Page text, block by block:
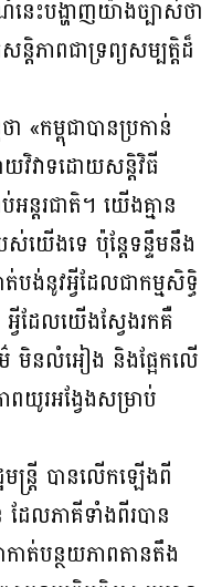
នេះបង្ហាញយ៉ាងច្បាស់ថា
តិភាពជាទ្រព្យសម្បត្តិដ៏
ា «កម្ពុជាបានប្រកាន់
យវិវាទដោយសន្តិវិធី
តរជាតិ។ យើងគ្មាន
ើងទេ ប៉ុន្តែទន្ទឹមនឹង
នូវអ្វីដែលជាកម្មសិទ្ធិ
ដែលយើងស្វែងរកគឺ
នលំអៀង និងផ្អែកលើ
ពយូរអង្វែងសម្រាប់
ន្រ្តី បានលើកឡើងពី
ែលភាគីទាំងពីរបាន
កាត់បន្ថយភាពតានតឹង